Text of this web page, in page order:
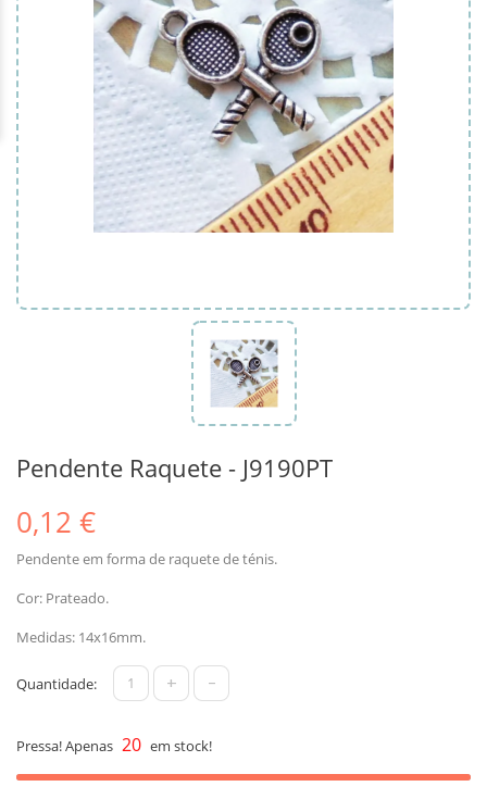
Pendente Raquete - J9190PT
0,12 €
Pendente em forma de raquete de ténis.
Cor: Prateado.
Medidas: 14x16mm.
Quantidade: + -
Pressa! Apenas 20 em stock!